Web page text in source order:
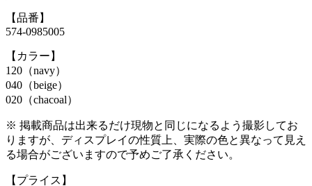
【品番】
574-0985005
【カラー】
120（navy）
040（beige）
020（chacoal）
※ 掲載商品は出来るだけ現物と同じになるよう撮影してお
りますが、ディスプレイの性質上、実際の色と異なって見え
る場合がございますので予めご了承ください。
【プライス】